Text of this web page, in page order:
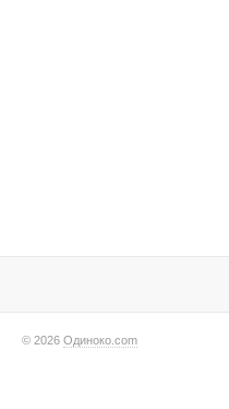
© 2026 Одиноко.com